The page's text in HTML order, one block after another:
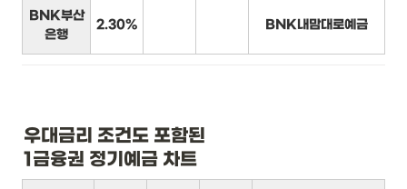
BNK부산
은행
2.30% BNK내맘대로예금
우대금리 조건도 포함된
1금융권 정기예금 차트